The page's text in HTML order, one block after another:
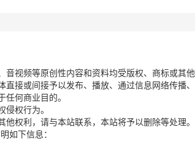
视频等原创性内容和资料均受版权、商标或其他
接或间接予以发布、播放、通过信息网络传播、
何商业目的。
权行为。
权利，请与本站联系，本站将予以删除等处理。
如下信息：